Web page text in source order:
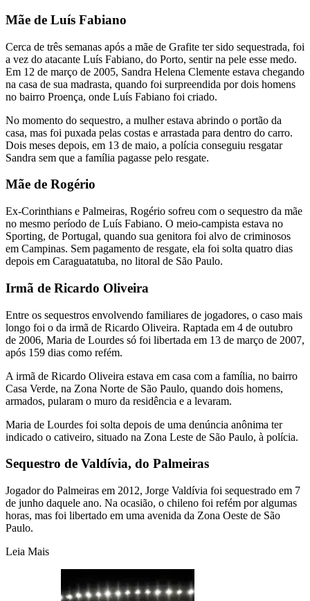
Mãe de Luís Fabiano
Cerca de três semanas após a mãe de Grafite ter sido sequestrada, foi
a vez do atacante Luís Fabiano, do Porto, sentir na pele esse medo.
Em 12 de março de 2005, Sandra Helena Clemente estava chegando
na casa de sua madrasta, quando foi surpreendida por dois homens
no bairro Proença, onde Luís Fabiano foi criado.
No momento do sequestro, a mulher estava abrindo o portão da
casa, mas foi puxada pelas costas e arrastada para dentro do carro.
Dois meses depois, em 13 de maio, a polícia conseguiu resgatar
Sandra sem que a família pagasse pelo resgate.
Mãe de Rogério
Ex-Corinthians e Palmeiras, Rogério sofreu com o sequestro da mãe
no mesmo período de Luís Fabiano. O meio-campista estava no
Sporting, de Portugal, quando sua genitora foi alvo de criminosos
em Campinas. Sem pagamento de resgate, ela foi solta quatro dias
depois em Caraguatatuba, no litoral de São Paulo.
Irmã de Ricardo Oliveira
Entre os sequestros envolvendo familiares de jogadores, o caso mais
longo foi o da irmã de Ricardo Oliveira. Raptada em 4 de outubro
de 2006, Maria de Lourdes só foi libertada em 13 de março de 2007,
após 159 dias como refém.
A irmã de Ricardo Oliveira estava em casa com a família, no bairro
Casa Verde, na Zona Norte de São Paulo, quando dois homens,
armados, pularam o muro da residência e a levaram.
Maria de Lourdes foi solta depois de uma denúncia anônima ter
indicado o cativeiro, situado na Zona Leste de São Paulo, à polícia.
Sequestro de Valdívia, do Palmeiras
Jogador do Palmeiras em 2012, Jorge Valdívia foi sequestrado em 7
de junho daquele ano. Na ocasião, o chileno foi refém por algumas
horas, mas foi libertado em uma avenida da Zona Oeste de São
Paulo.
Leia Mais